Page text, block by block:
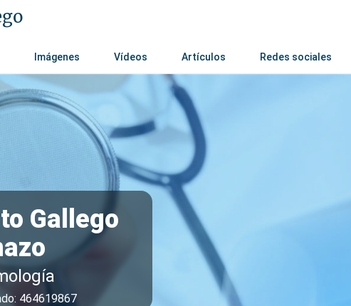
Imágenes Vídeos Artículos Redes sociales
Gallego
464619867